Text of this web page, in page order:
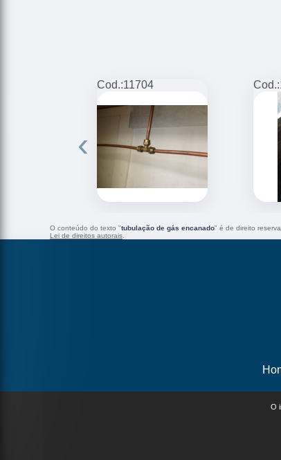
Cod.:11704 Cod.:
‹
O conteúdo do texto "tubulação de gás encanado" é de direito
Lei de direitos autorais
O